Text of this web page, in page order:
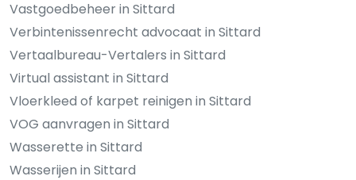
Vastgoedbeheer in Sittard
Verbintenissenrecht advocaat in Sittard
Vertaalbureau-Vertalers in Sittard
Virtual assistant in Sittard
Vloerkleed of karpet reinigen in Sittard
VOG aanvragen in Sittard
Wasserette in Sittard
Wasserijen in Sittard